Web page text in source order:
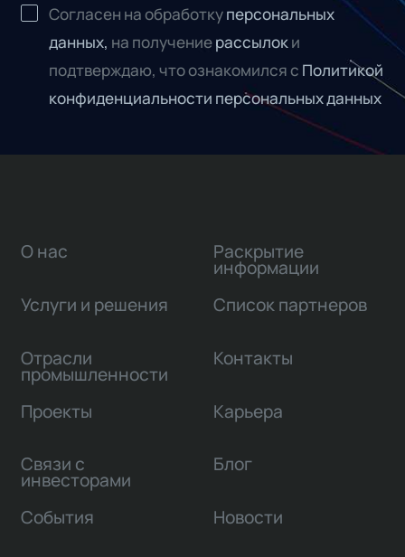
Согласен на обработкуперсональных
данных, на получениерассылоки
подтверждаю, что ознакомился с Политикой
конфиденциальности персональных данных
О нас
Услуги и решения
Отрасли
промышленности
Проекты
Связи с
инвесторами
Раскрытие
информации
Список партнеров
Контакты
Карьера
Блог
События Новости